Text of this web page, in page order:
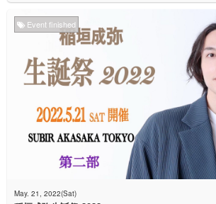
Event finished
May. 21, 2022(Sat)